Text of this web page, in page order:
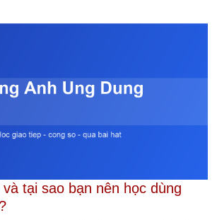
thời đại AI
tại sao bạn nên học dùng